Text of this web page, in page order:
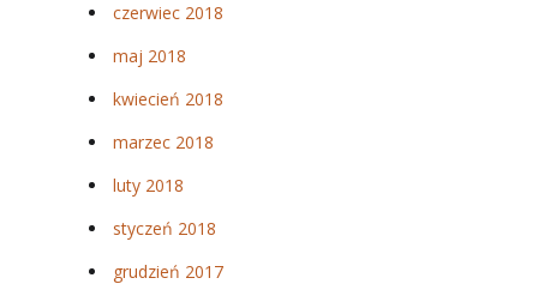
czerwiec 2018
maj 2018
kwiecień 2018
marzec 2018
luty 2018
styczeń 2018
grudzień 2017